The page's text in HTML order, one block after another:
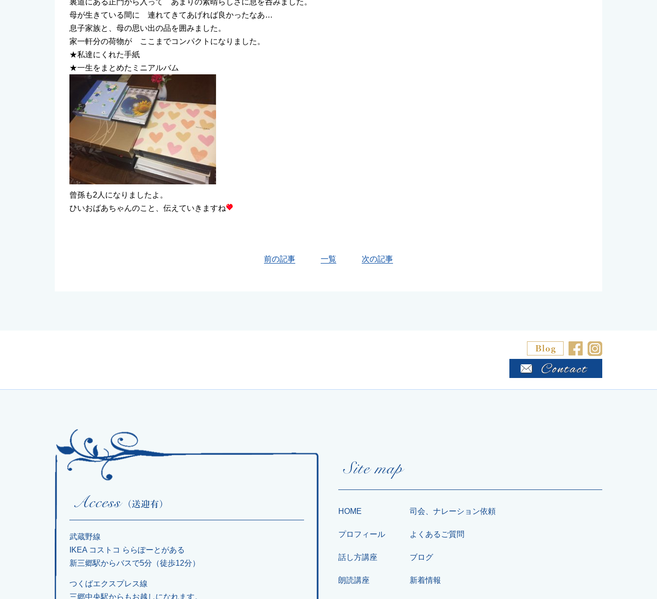
裏道にある正門から入って あまりの素晴らしさに息を呑みました。
母が生きている間に 連れてきてあげれば良かったなあ…
息子家族と、母の思い出の品を囲みました。
家一軒分の荷物が ここまでコンパクトになりました。
★私達にくれた手紙
★一生をまとめたミニアルバム
曾孫も2人になりましたよ。
ひいおばあちゃんのこと、伝えていきますね
前の記事 一覧 次の記事
武蔵野線
IKEA コストコ ららぽーとがある
新三郷駅からバスで5分（徒歩12分）
つくばエクスプレス線
三郷中央駅からもお越しになれます。
HOME
プロフィール
話し方講座
朗読講座
司会、ナレーション依頼
よくあるご質問
ブログ
新着情報